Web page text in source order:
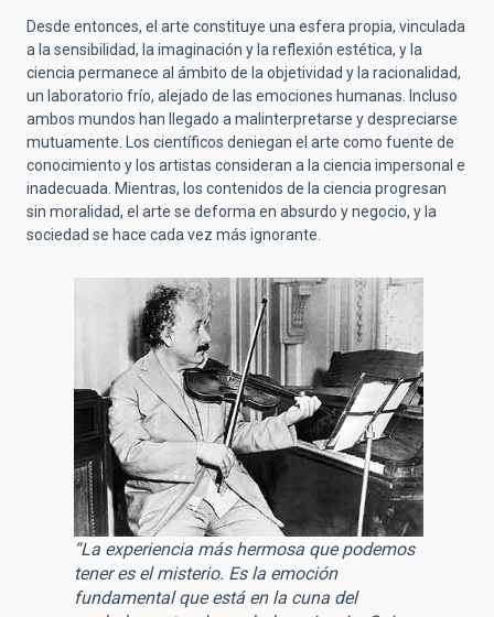
Desde entonces, el arte constituye una esfera propia, vinculada
a la sensibilidad, la imaginación y la reflexión estética, y la
ciencia permanece al ámbito de la objetividad y la racionalidad,
un laboratorio frío, alejado de las emociones humanas. Incluso
ambos mundos han llegado a malinterpretarse y despreciarse
mutuamente. Los científicos deniegan el arte como fuente de
conocimiento y los artistas consideran a la ciencia impersonal e
inadecuada. Mientras, los contenidos de la ciencia progresan
sin moralidad, el arte se deforma en absurdo y negocio, y la
sociedad se hace cada vez más ignorante.
“La experiencia más hermosa que podemos
tener es el misterio. Es la emoción
fundamental que está en la cuna del